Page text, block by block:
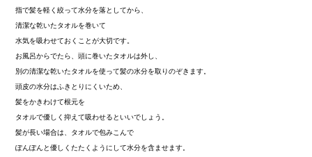
指で髪を軽く絞って水分を落としてから、
清潔な乾いたタオルを巻いて
水気を吸わせておくことが大切です。
お風呂からでたら、頭に巻いたタオルは外し、
別の清潔な乾いたタオルを使って髪の水分を取りのぞきます。
頭皮の水分はふきとりにくいため、
髪をかきわけて根元を
タオルで優しく抑えて吸わせるといいでしょう。
髪が長い場合は、タオルで包みこんで
ぽんぽんと優しくたたくようにして水分を含ませます。